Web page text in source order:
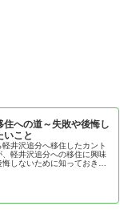
住への道～失敗や後悔し
いこと
井沢追分へ移住したカント
軽井沢追分への移住に興味
しないために知っておきた